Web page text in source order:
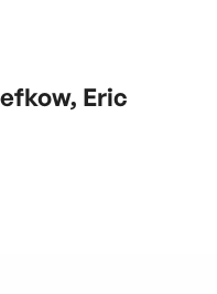
Eric